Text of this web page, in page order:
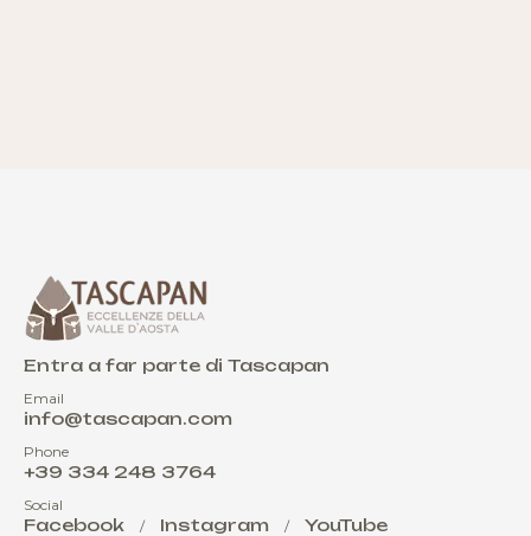
Entra a far parte di Tascapan
Email
info@tascapan.com
Phone
+39 334 248 3764
Social
Facebook / Instagram / YouTube